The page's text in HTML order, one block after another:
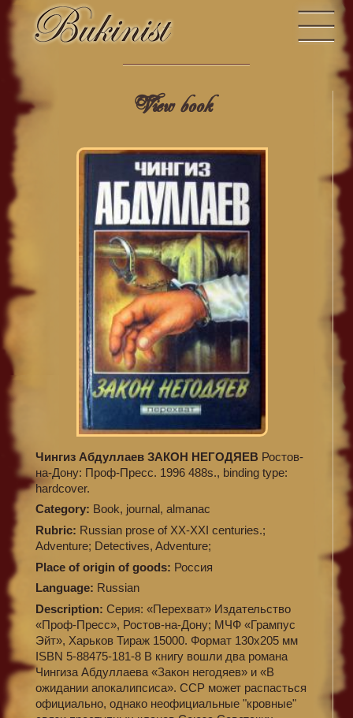
View book
Чингиз Абдуллаев ЗАКОН НЕГОДЯЕВ Ростов-
на-Дону: Проф-Пресс. 1996 488s., binding type:
hardcover.
Category: Book, journal, almanac
Rubric: Russian prose of XX-XXI centuries.;
Adventure; Detectives, Adventure;
Place of origin of goods: Россия
Language: Russian
Description: Серия: «Перехват» Издательство
«Проф-Пресс», Ростов-на-Дону; МЧФ «Грампус
Эйт», Харьков Тираж 15000. Формат 130х205 мм
ISBN 5-88475-181-8 В книгу вошли два романа
Чингиза Абдуллаева «Закон негодяев» и «В
ожидании апокалипсиса». ССР может распасться
официально, однако неофициальные "кровные"